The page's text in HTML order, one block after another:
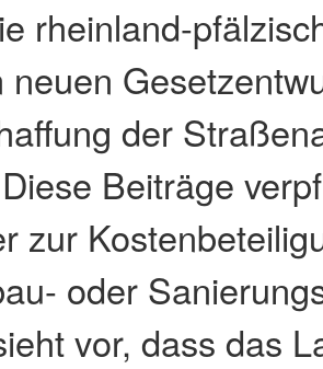
rheinland-
neuen
der
Beiträge
zur
oder
vor, dass das